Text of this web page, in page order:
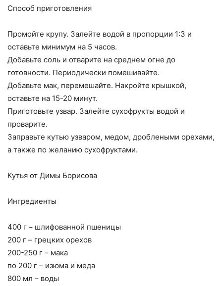
Способ приготовления
Промойте крупу. Залейте водой в пропорции 1:3 и
оставьте минимум на 5 часов.
Добавьте соль и отварите на среднем огне до
готовности. Периодически помешивайте.
Добавьте мак, перемешайте. Накройте крышкой,
оставьте на 15-20 минут.
Приготовьте узвар. Залейте сухофрукты водой и
проварите.
Заправьте кутью узваром, медом, дроблеными орехами,
а также по желанию сухофруктами.
Кутья от Димы Борисова
Ингредиенты
400 г – шлифованной пшеницы
200 г – грецких орехов
200-250 г – мака
по 200 г – изюма и меда
800 мл – воды